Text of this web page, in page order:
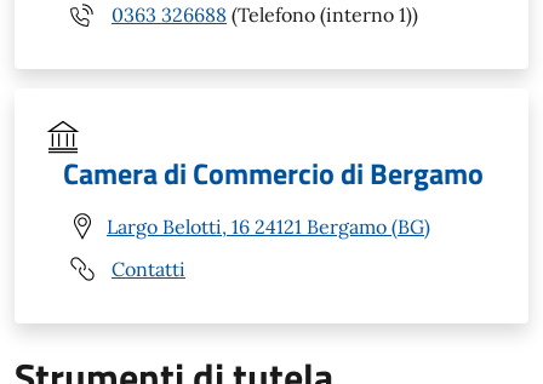
0363 326688 (Telefono (interno 1))
Camera di Commercio di Bergamo
Largo Belotti, 16 24121 Bergamo (BG)
Contatti